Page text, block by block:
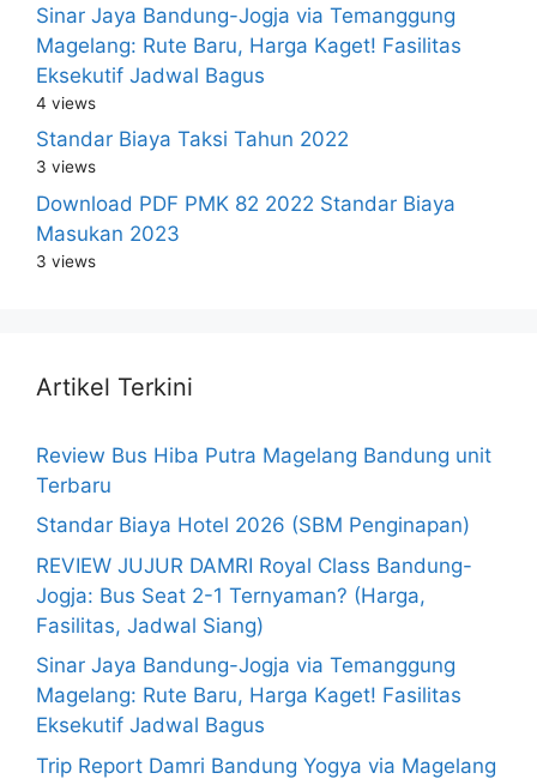
Sinar Jaya Bandung-Jogja via Temanggung
Magelang: Rute Baru, Harga Kaget! Fasilitas
Eksekutif Jadwal Bagus
4 views
Standar Biaya Taksi Tahun 2022
3 views
Download PDF PMK 82 2022 Standar Biaya
Masukan 2023
3 views
Artikel Terkini
Review Bus Hiba Putra Magelang Bandung unit
Terbaru
Standar Biaya Hotel 2026 (SBM Penginapan)
REVIEW JUJUR DAMRI Royal Class Bandung-
Jogja: Bus Seat 2-1 Ternyaman? (Harga,
Fasilitas, Jadwal Siang)
Sinar Jaya Bandung-Jogja via Temanggung
Magelang: Rute Baru, Harga Kaget! Fasilitas
Eksekutif Jadwal Bagus
Trip Report Damri Bandung Yogya via Magelang